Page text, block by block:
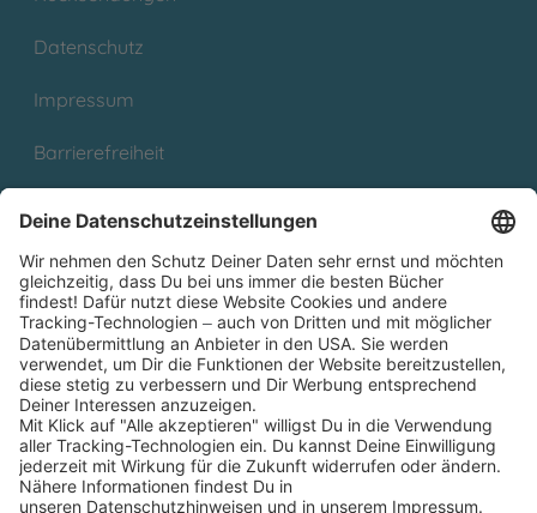
Datenschutz
Impressum
Barrierefreiheit
Partnerprogramm (Affiliate)
Folge uns auf
* Versandkostenfrei ab 9,00 € Bestellwert innerhalb
Deutschlands